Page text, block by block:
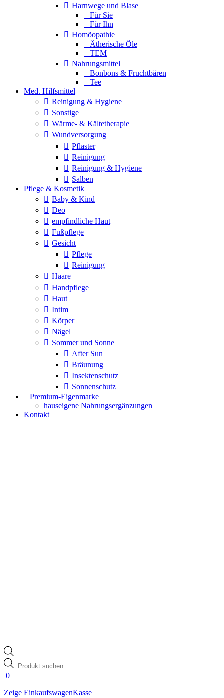
Harnwege und Blase
– Für Sie
– Für Ihn
Homöopathie
– Ätherische Öle
– TEM
Nahrungsmittel
– Bonbons & Fruchtbären
– Tee
Med. Hilfsmittel
Reinigung & Hygiene
Sonstige
Wärme- & Kältetherapie
Wundversorgung
Pflaster
Reinigung
Reinigung & Hygiene
Salben
Pflege & Kosmetik
Baby & Kind
Deo
empfindliche Haut
Fußpflege
Gesicht
Pflege
Reinigung
Haare
Handpflege
Haut
Intim
Körper
Nägel
Sommer und Sonne
After Sun
Bräunung
Insektenschutz
Sonnenschutz
⠀​Premium-Eigenmarke
hauseigene Nahrungsergänzungen
Kontakt
Products
search
0
Zeige EinkaufswagenKasse